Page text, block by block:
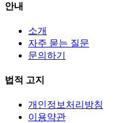
안내
소개
자주 묻는 질문
문의하기
법적 고지
개인정보처리방침
이용약관